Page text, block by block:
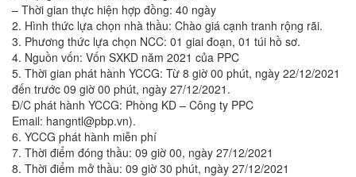
– Thời gian thực hiện hợp đồng: 40 ngày
2. Hình thức lựa chọn nhà thầu: Chào giá cạnh tranh rộng rãi.
3. Phương thức lựa chọn NCC: 01 giai đoạn, 01 túi hồ sơ.
4. Nguồn vốn: Vốn SXKD năm 2021 của PPC
5. Thời gian phát hành YCCG: Từ 8 giờ 00 phút, ngày 22/12/2021
đến trước 09 giờ 00 phút, ngày 27/12/2021.
Đ/C phát hành YCCG: Phòng KD – Công ty PPC
Email: hangntl@pbp.vn).
6. YCCG phát hành miễn phí
7. Thời điểm đóng thầu: 09 giờ 00, ngày 27/12/2021
8. Thời điểm mở thầu: 09 giờ 30 phút, ngày 27/12/2021